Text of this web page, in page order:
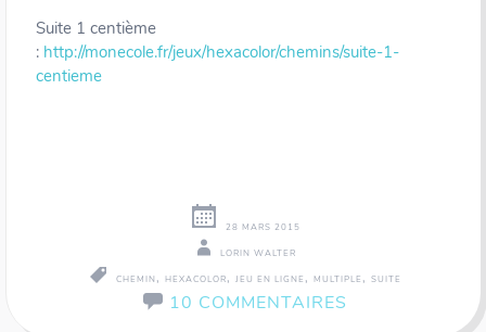
Suite 1 centième
: http://monecole.fr/jeux/hexacolor/chemins/suite-1-
centieme
28 MARS 2015
LORIN WALTER
CHEMIN , HEXACOLOR, JEU EN LIGNE , MULTIPLE , SUITE
10 COMMENTAIRES